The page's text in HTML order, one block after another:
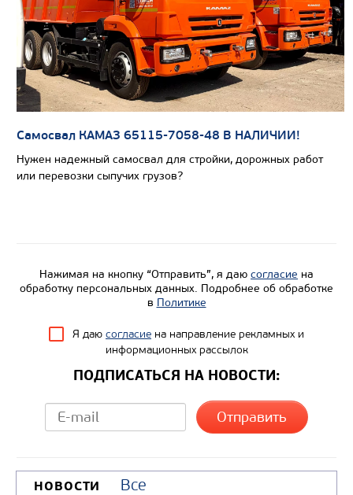
Цена по запросу
Производитель
Грузоподъемность, кг
Вместимость кузова, м3
Колесная формула
Узнать цену
Самосвал КАМАЗ 65115-7058-48 В НАЛИЧИИ!
Нужен надежный самосвал для стройки, дорожных работ
или перевозки сыпучих грузов?
Нажимая на кнопку “Отправить”, я даю согласие на
обработку персональных данных. Подробнее об обработке
в Политике
Я даю согласие на направление рекламных и
информационных рассылок
ПОДПИСАТЬСЯ НА НОВОСТИ:
НОВОСТИ
Все